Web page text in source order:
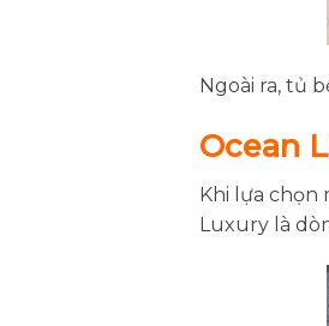
Ngoài ra, tủ
Ocean
Khi lựa
Luxury là